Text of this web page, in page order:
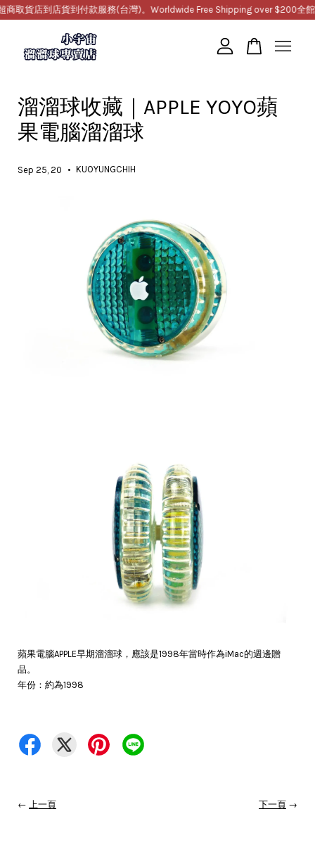
取貨店到店貨到付款服務(台灣)。Worldwide Free Shipping over $200全館
溜溜球收藏｜APPLE YOYO蘋
果電腦溜溜球
Sep 25, 20 • KUOYUNGCHIH
蘋果電腦APPLE早期溜溜球，應該是1998年當時作為iMac的週邊贈
品。
年份：約為1998
← 上一頁 下一頁 →
繼續購物